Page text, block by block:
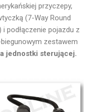
przyczepy,
(7-Way Round
i podłączenie pojazdu z
zestawem
jednostki sterującej.